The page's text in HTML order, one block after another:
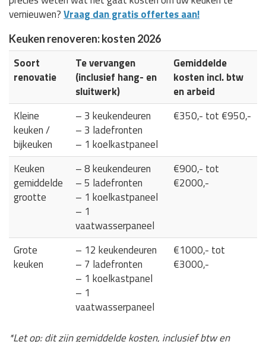
vernieuwen?Vraag dan gratis offertes aan!
Keuken renoveren: kosten 2026
Soort
renovatie
Te vervangen
(inclusief hang- en
sluitwerk)
Gemiddelde
kosten incl. btw
en arbeid
Kleine
keuken /
bijkeuken
– 3 keukendeuren
– 3 ladefronten
– 1 koelkastpaneel
€350,- tot €950,-
Keuken
gemiddelde
grootte
– 8 keukendeuren
– 5 ladefronten
– 1 koelkastpaneel
– 1
vaatwasserpaneel
€900,- tot
€2000,-
Grote
keuken
– 12 keukendeuren
– 7 ladefronten
– 1 koelkastpanel
– 1
vaatwasserpaneel
€1000,- tot
€3000,-
*Let op: dit zijn gemiddelde kosten, inclusief btw en